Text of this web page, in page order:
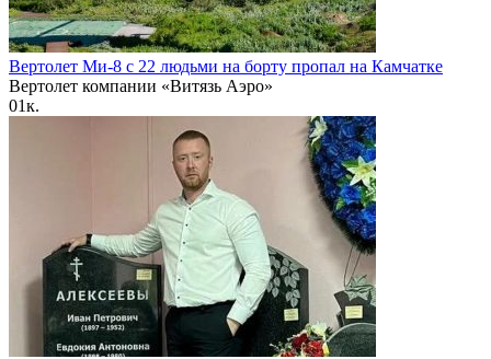
Вертолет Ми-8 с 22 людьми на борту пропал на Камчатке
Вертолет компании «Витязь Аэро»
01к.